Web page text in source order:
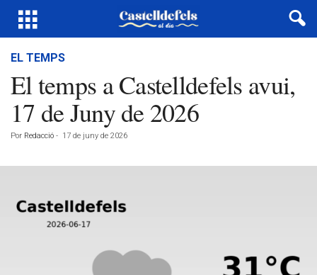
EL TEMPS
El temps a Castelldefels avui,
17 de Juny de 2026
Por Redacció - 17 de juny de 2026